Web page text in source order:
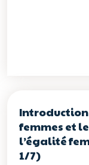
femmes et
l’égalité
1/7)